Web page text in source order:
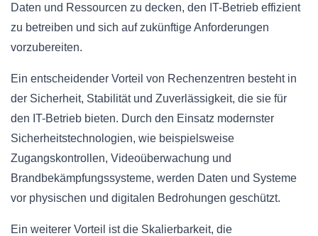
Daten und Ressourcen zu decken, den IT-Betrieb effizient
zu betreiben und sich auf zukünftige Anforderungen
vorzubereiten.
Ein entscheidender Vorteil von Rechenzentren besteht in
der Sicherheit, Stabilität und Zuverlässigkeit, die sie für
den IT-Betrieb bieten. Durch den Einsatz modernster
Sicherheitstechnologien, wie beispielsweise
Zugangskontrollen, Videoüberwachung und
Brandbekämpfungssysteme, werden Daten und Systeme
vor physischen und digitalen Bedrohungen geschützt.
Ein weiterer Vorteil ist die Skalierbarkeit, die